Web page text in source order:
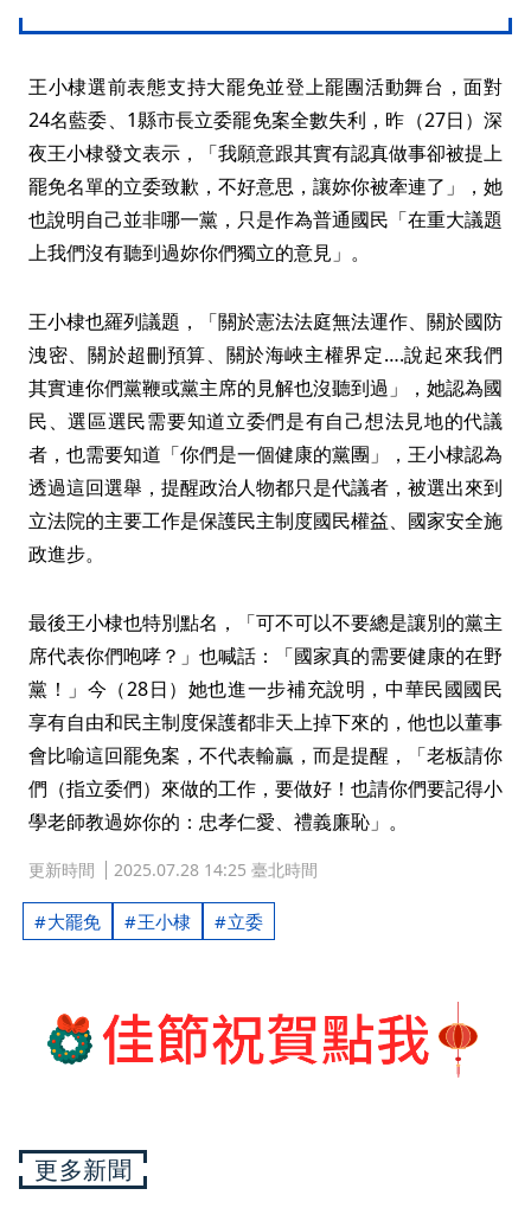
王小棣選前表態支持大罷免並登上罷團活動舞台，面對
24名藍委、1縣市長立委罷免案全數失利，昨（27日）深
夜王小棣發文表示，「我願意跟其實有認真做事卻被提上
罷免名單的立委致歉，不好意思，讓妳你被牽連了」，她
也說明自己並非哪一黨，只是作為普通國民「在重大議題
上我們沒有聽到過妳你們獨立的意見」。
王小棣也羅列議題，「關於憲法法庭無法運作、關於國防
洩密、關於超刪預算、關於海峽主權界定….說起來我們
其實連你們黨鞭或黨主席的見解也沒聽到過」，她認為國
民、選區選民需要知道立委們是有自己想法見地的代議
者，也需要知道「你們是一個健康的黨團」，王小棣認為
透過這回選舉，提醒政治人物都只是代議者，被選出來到
立法院的主要工作是保護民主制度國民權益、國家安全施
政進步。
最後王小棣也特別點名，「可不可以不要總是讓別的黨主
席代表你們咆哮？」也喊話：「國家真的需要健康的在野
黨！」今（28日）她也進一步補充說明，中華民國國民
享有自由和民主制度保護都非天上掉下來的，他也以董事
會比喻這回罷免案，不代表輸贏，而是提醒，「老板請你
們（指立委們）來做的工作，要做好！也請你們要記得小
學老師教過妳你的：忠孝仁愛、禮義廉恥」。
更新時間 2025.07.28 14:25 臺北時間
大罷免 王小棣 立委
更多新聞